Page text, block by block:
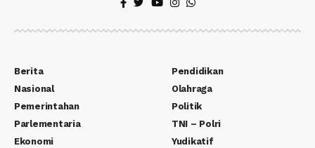
Berita
Nasional
Pemerintahan
Parlementaria
Ekonomi
Pendidikan
Olahraga
Politik
TNI – Polri
Yudikatif